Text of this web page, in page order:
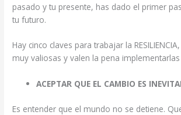
pasado y tu presente, has dado el primer
tu futuro.
Hay cinco claves para trabajar la
muy valiosas y valen la pena
ACEPTAR QUE EL CAMBIO ES
Es entender que el mundo no se detiene.